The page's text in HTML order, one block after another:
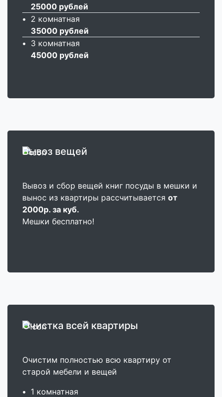
25000 рублей
• 2 комнатная
35000 рублей
• 3 комнатная
45000 рублей
Вывоз вещей
Вывоз и сбор вещей книг посуды в мешки и
вынос из квартиры рассчитывается от
2000р. за куб.
Мешки бесплатно!
Очистка всей квартиры
Очистим полностью всю квартиру от
старой мебели и вещей
• 1 комнатная